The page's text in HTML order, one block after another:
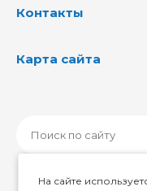
Контакты
Карта сайта
На сайте